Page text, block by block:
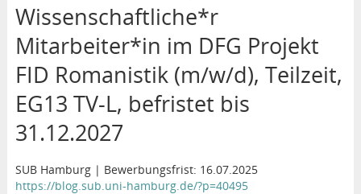
Wissenschaftliche*r
Mitarbeiter*in im DFG Projekt
FID Romanistik (m/w/d), Teilzeit,
EG13 TV-L, befristet bis
31.12.2027
SUB Hamburg | Bewerbungsfrist: 16.07.2025
https://blog.sub.uni-hamburg.de/?p=40495